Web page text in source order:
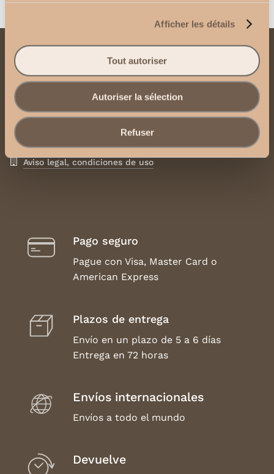
Afficher les détails
Tout autoriser
Autoriser la sélection
Refuser
Contacto
Envíenos un correo electrónico
Póngase en contacto con nosotros por
WhatsApp
Aviso legal, condiciones de uso
Pago seguro
Pague con Visa, Master Card o
American Express
Plazos de entrega
Envío en un plazo de 5 a 6 días
Entrega en 72 horas
Envíos internacionales
Envíos a todo el mundo
Devuelve